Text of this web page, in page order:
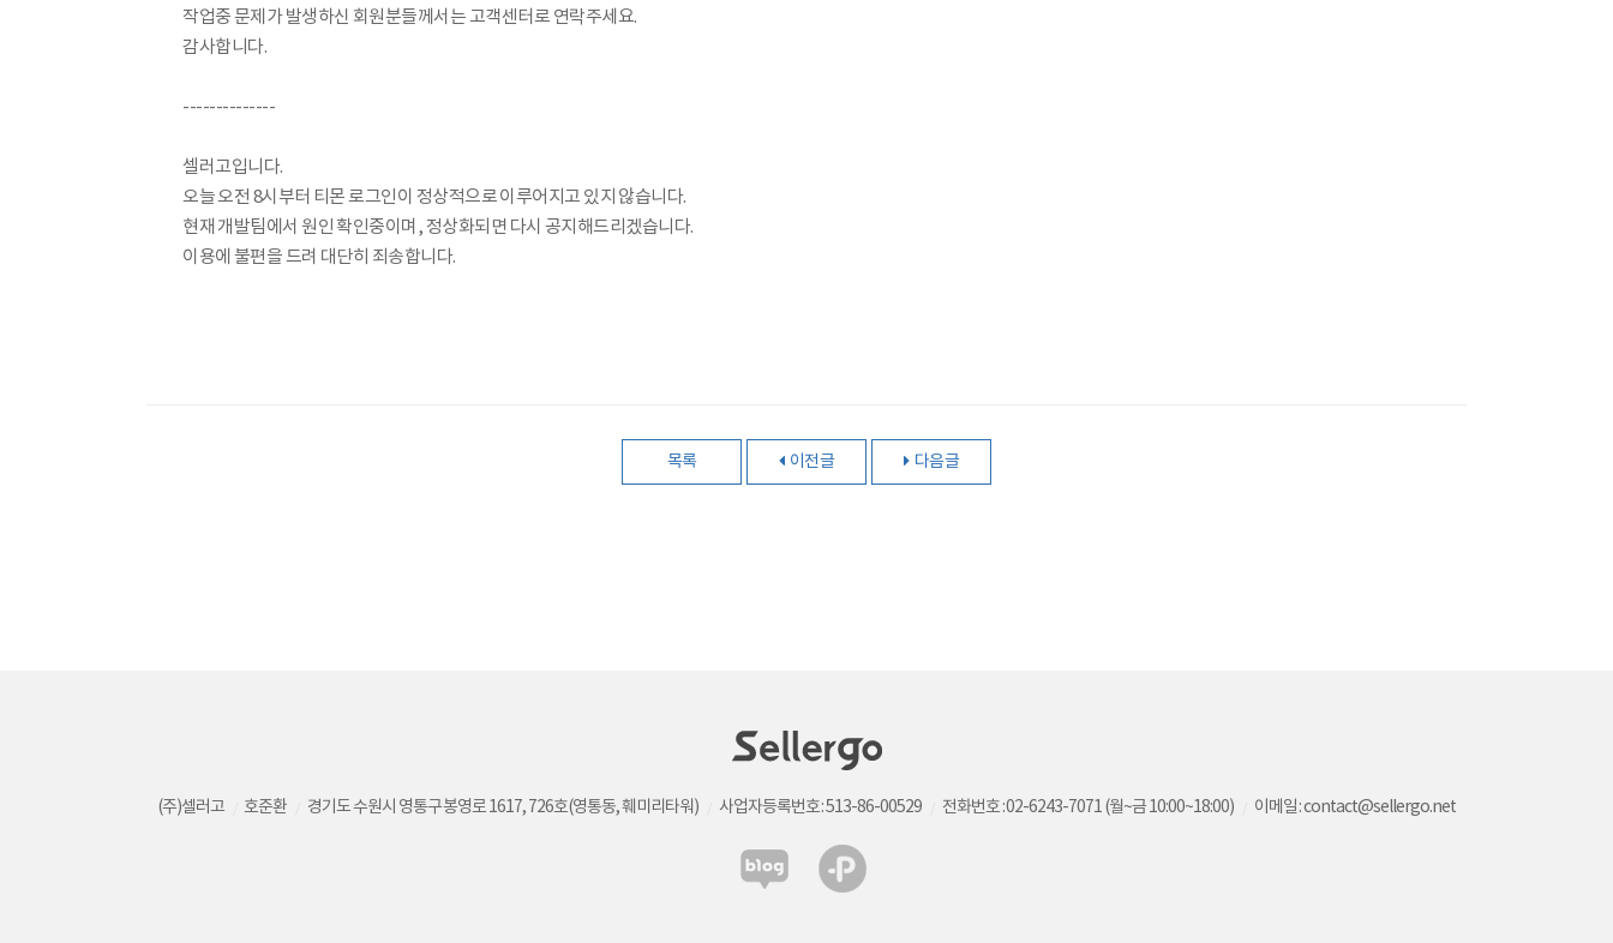
작업중 문제가 발생하신 회원분들께서는 고객센터로 연락주세요.
감사합니다.
--------------
셀러고입니다.
오늘 오전 8시부터 티몬 로그인이 정상적으로 이루어지고 있지 않습니다.
현재 개발팀에서 원인 확인중이며, 정상화되면 다시 공지해드리겠습니다.
이용에 불편을 드려 대단히 죄송합니다.
목록 이전글 다음글
(주)셀러고 호준환 경기도 수원시 영통구 봉영로 1617, 726호(영통동, 훼미리타워) 사업자등록번호 : 513-86-00529 전화번호 : 02-6243-7071 (월~금 10:00~18:00) 이메일 : contact@sellergo.net